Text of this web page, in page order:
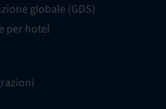
globale (GDS)
per hotel